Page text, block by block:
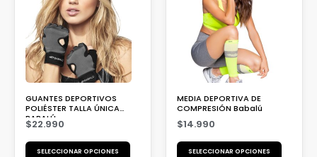
GUANTES DEPORTIVOS
POLIÉSTER TALLA ÚNICA
BABALÚ
$22.990
SELECCIONAR OPCIONES
MEDIA DEPORTIVA DE
COMPRESIÓN Babalú
$14.990
SELECCIONAR OPCIONES